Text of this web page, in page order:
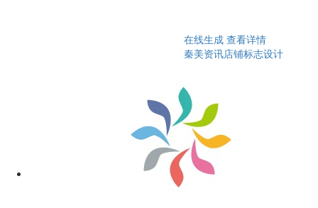
在线生成 查看详情
秦美资讯店铺标志设计